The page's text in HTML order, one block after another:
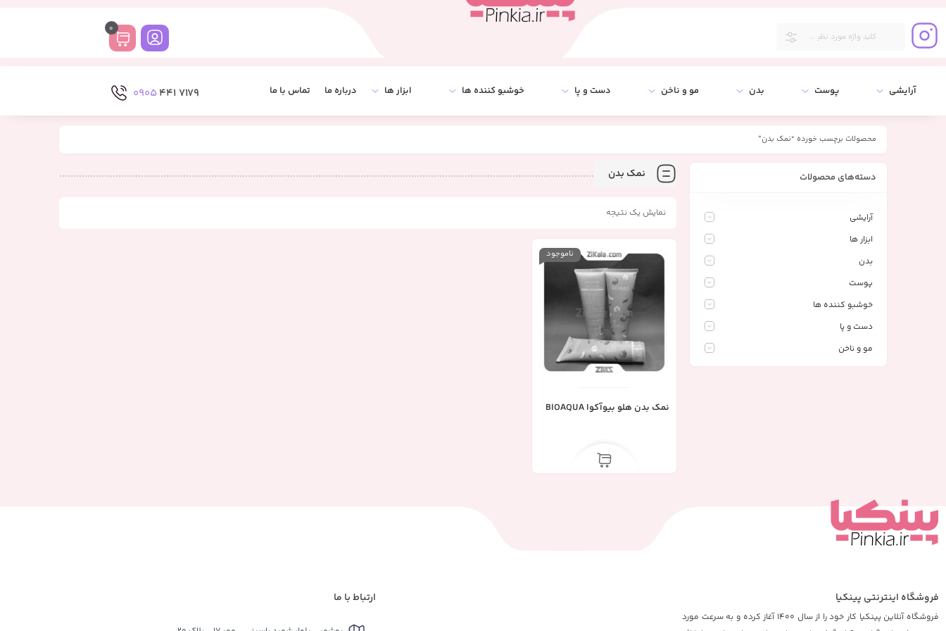
0
آرایشی پوست بدن مو و ناخن دست و پا خوشبو کننده ها ابزار ها درباره ما تماس با ما 7179 441
0905
محصولات برچسب خورده “نمک بدن”
نمک بدن
نمایش یک نتیجه
ناموجود
نمک بدن هلو بیوآکوا BIOAQUA
دسته‌های محصولات
آرایشی
ابزار ها
بدن
پوست
خوشبو کننده ها
دست و پا
مو و ناخن
فروشگاه اینترنتی پینکیا
فروشگاه آنلاین پینکیا کار خود را از سال 1400 آغاز کرده و به سرعت مورد
ارتباط با ما